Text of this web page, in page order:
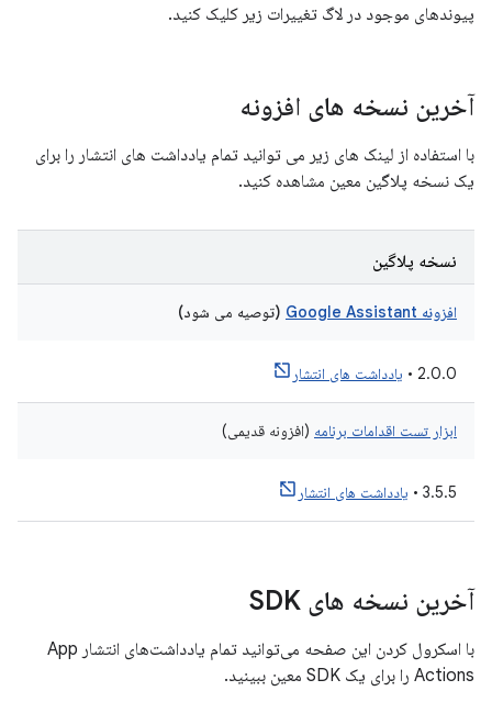
پیوندهای موجود در لاگ تغییرات زیر کلیک کنید.
آخرین نسخه های افزونه
با استفاده از لینک های زیر می توانید تمام یادداشت های انتشار را برای
یک نسخه پلاگین معین مشاهده کنید.
نسخه پلاگین
افزونه Google Assistant (توصیه می شود)
2.0.0 • یادداشت های انتشار
ابزار تست اقدامات برنامه (افزونه قدیمی)
3.5.5 • یادداشت های انتشار
آخرین نسخه های SDK
با اسکرول کردن این صفحه می‌توانید تمام یادداشت‌های انتشار App
Actions را برای یک SDK معین ببینید.